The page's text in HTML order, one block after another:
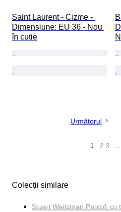
Saint Laurent - Cizme -
Dimensiune: EU 36 - Nou
în cutie
Următorul
1 2 3
Colecții similare
Stuart Weitzman Pantofi cu